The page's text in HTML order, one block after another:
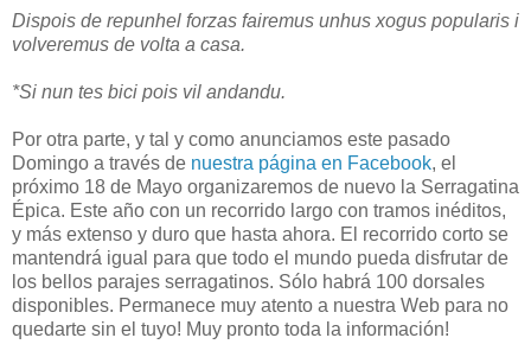
Dispois de repunhel forzas fairemus unhus xogus popularis i
volveremus de volta a casa.
*Si nun tes bici pois vil andandu.
Por otra parte, y tal y como anunciamos este pasado
Domingo a través de nuestra página en Facebook, el
próximo 18 de Mayo organizaremos de nuevo la Serragatina
Épica. Este año con un recorrido largo con tramos inéditos,
y más extenso y duro que hasta ahora. El recorrido corto se
mantendrá igual para que todo el mundo pueda disfrutar de
los bellos parajes serragatinos. Sólo habrá 100 dorsales
disponibles. Permanece muy atento a nuestra Web para no
quedarte sin el tuyo! Muy pronto toda la información!